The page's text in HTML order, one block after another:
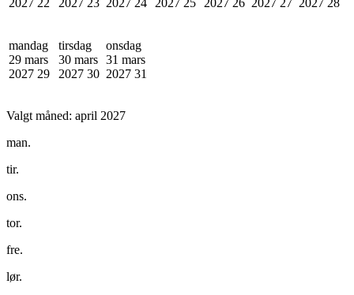
mandag
29 mars
2027 29
tirsdag
30 mars
2027 30
onsdag
31 mars
2027 31
Valgt måned: april 2027
man.
tir.
ons.
tor.
fre.
lør.